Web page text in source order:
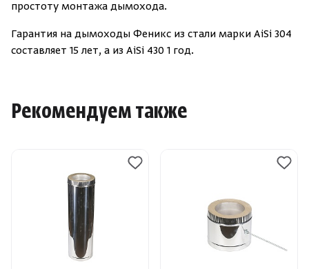
простоту монтажа дымохода.
Гарантия на дымоходы Феникс из стали марки AiSi 304
составляет 15 лет, а из AiSi 430 1 год.
Рекомендуем также